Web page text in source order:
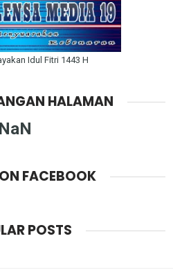
Idul Fitri 1443 H
HALAMAN
NaN
FACEBOOK
POSTS